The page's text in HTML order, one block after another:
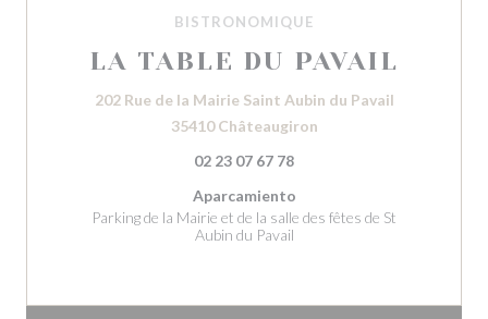
BISTRONOMIQUE
LA TABLE DU PAVAIL
202 Rue de la Mairie Saint Aubin du Pavail
35410 Châteaugiron((abre en una nueva
02 23 07 67 78
Aparcamiento
Parking de la Mairie et de la salle des fêtes de St
Aubin du Pavail